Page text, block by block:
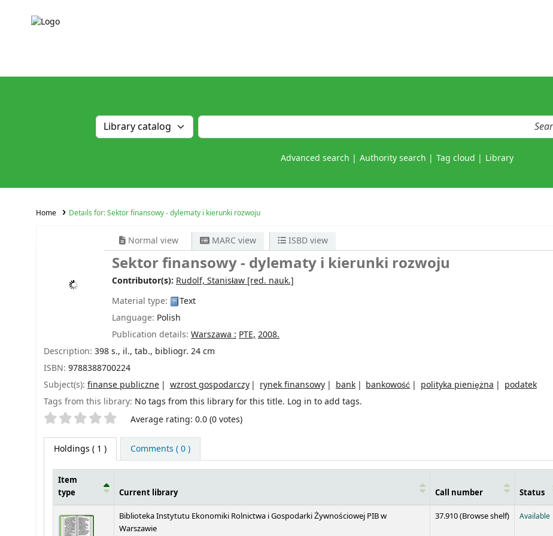
Advanced search Authority search Tag cloud Library
Home Details for:Sektor finansowy - dylematy i kierunki rozwoju
Normal view MARC view ISBD view
Sektor finansowy - dylematy i kierunki rozwoju
Contributor(s): Rudolf, Stanisław [red. nauk.]
Material type:
Text
Language: Polish
Publication details: Warszawa : PTE, 2008.
Description: 398 s., il., tab., bibliogr. 24 cm
ISBN: 9788388700224
Subject(s): finanse publiczne wzrost gospodarczy rynek finansowy bank bankowość polityka pieniężna
podatek
Tags from this library: No tags from this library for this title. Log in to add tags.
Star ratings Average rating: 0.0 (0 votes)
Holdings ( 1 ) Comments ( 0 )
Item
type
Current library Call number Status
Biblioteka Instytutu Ekonomiki Rolnictwa i Gospodarki Żywnościowej PIB w
Warszawie
37.910 (Browse shelf(Opens below)
) Available